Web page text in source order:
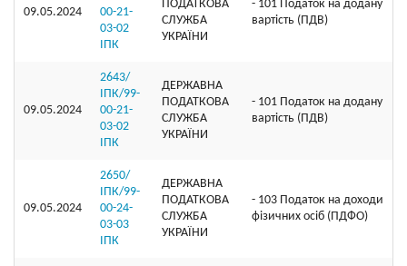
09.05.2024
00-21-
03-02
ІПК
ПОДАТКОВА
СЛУЖБА
УКРАЇНИ
- 101 Податок на додану
вартість (ПДВ)
09.05.2024
2643/
ІПК/99-
00-21-
03-02
ІПК
ДЕРЖАВНА
ПОДАТКОВА
СЛУЖБА
УКРАЇНИ
- 101 Податок на додану
вартість (ПДВ)
09.05.2024
2650/
ІПК/99-
00-24-
03-03
ІПК
ДЕРЖАВНА
ПОДАТКОВА
СЛУЖБА
УКРАЇНИ
- 103 Податок на доходи
фізичних осіб (ПДФО)